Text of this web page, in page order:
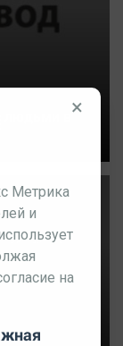
в ×
Метрика
и
на